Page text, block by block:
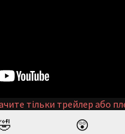
тільки трейлер або
😲